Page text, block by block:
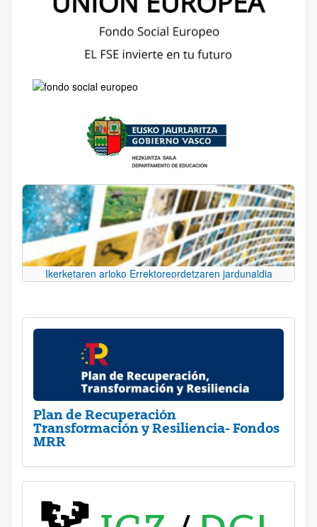
Ikerketaren arloko Errektoreordetzaren jardunaldia
Plan de Recuperación
Transformación y Resiliencia- Fondos
MRR